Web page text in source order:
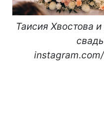
Таисия Хвостова